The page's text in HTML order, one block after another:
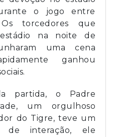
o jogo entre
torcedores que
na noite de
uma cena
ganhou
partida, o Padre
um orgulhoso
do Tigre, teve um
de interação, ele